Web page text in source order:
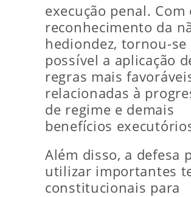
execução penal. Com
reconhecimento da
hediondez, tornou-se
possível a aplicação
regras mais
relacionadas à
de regime e demais
benefícios
Além disso, a defesa
utilizar importantes
constitucionais para